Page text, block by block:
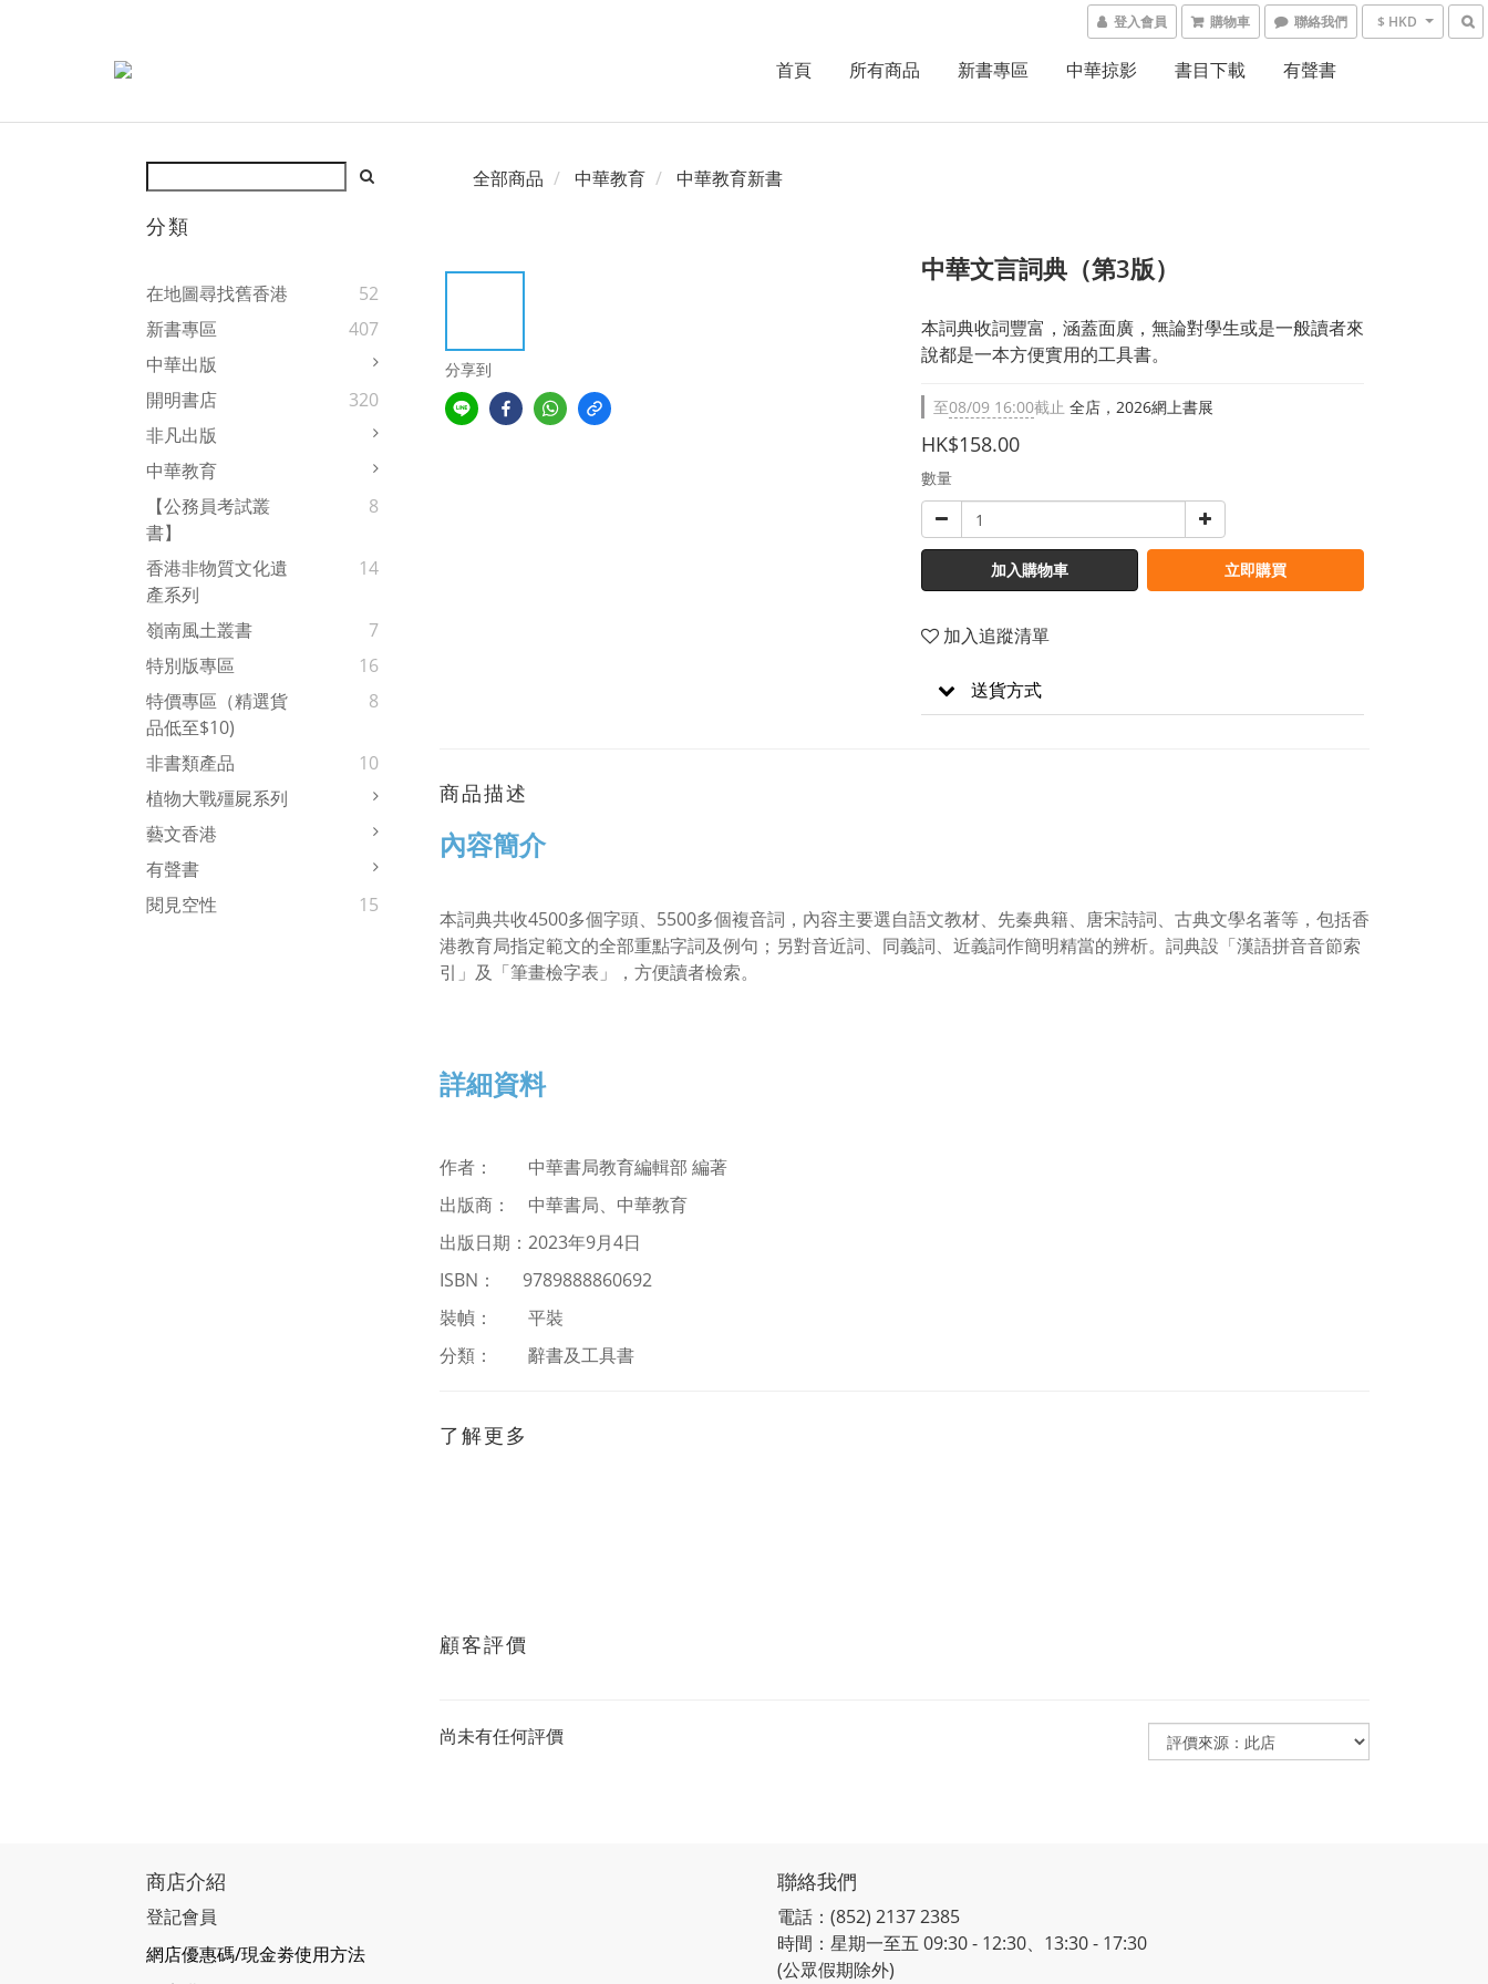
登入會員 購物車 聯絡我們 $ HKD
首頁 所有商品 新書專區 中華掠影 書目下載 有聲書
分類
在地圖尋找舊香港
52
新書專區
407
中華出版
開明書店
320
非凡出版
中華教育
【公務員考試叢
書】
8
香港非物質文化遺
產系列
14
嶺南風土叢書
7
特別版專區
16
特價專區（精選貨
品低至$10)
8
非書類產品
10
植物大戰殭屍系列
藝文香港
有聲書
閱見空性
15
全部商品 中華教育 中華教育新書
分享到
中華文言詞典（第3版）
本詞典收詞豐富，涵蓋面廣，無論對學生或是一般讀者來
說都是一本方便實用的工具書。
至08/09 16:00截止 全店，2026網上書展
HK$158.00
數量
加入購物車 立即購買
加入追蹤清單
送貨方式
商品描述
內容簡介
本詞典共收4500多個字頭、5500多個複音詞，內容主要選自語文教材、先秦典籍、唐宋詩詞、古典文學名著等，包括香
港教育局指定範文的全部重點字詞及例句；另對音近詞、同義詞、近義詞作簡明精當的辨析。詞典設「漢語拼音音節索
引」及「筆畫檢字表」，方便讀者檢索。
詳細資料
作者： 中華書局教育編輯部 編著
出版商： 中華書局、中華教育
出版日期： 2023年9月4日
ISBN ： 9789888860692
裝幀： 平裝
分類：
辭書及工具書
了解更多
顧客評價
尚未有任何評價
商店介紹
登記會員
網店優惠碼/現金劵使用方法
聯絡我們
電話：(852) 2137 2385
時間：星期一至五 09:30 - 12:30、13:30 - 17:30
(公眾假期除外)